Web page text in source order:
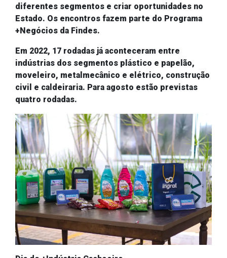
diferentes segmentos e criar oportunidades no
Estado. Os encontros fazem parte do Programa
+Negócios da Findes.
Em 2022, 17 rodadas já aconteceram entre
indústrias dos segmentos plástico e papelão,
moveleiro, metalmecânico e elétrico, construção
civil e caldeiraria. Para agosto estão previstas
quatro rodadas.